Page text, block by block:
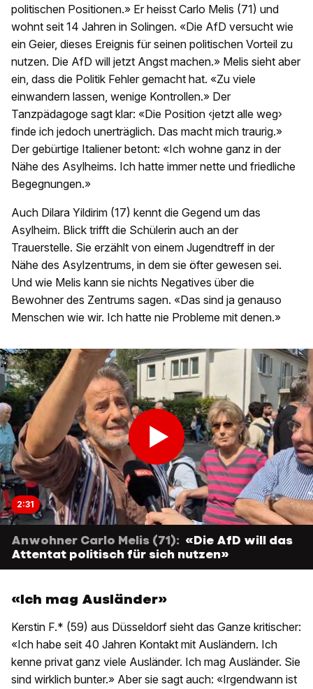
politischen Positionen.» Er heisst Carlo Melis (71) und
wohnt seit 14 Jahren in Solingen. «Die AfD versucht wie
ein Geier, dieses Ereignis für seinen politischen Vorteil zu
nutzen. Die AfD will jetzt Angst machen.» Melis sieht aber
ein, dass die Politik Fehler gemacht hat. «Zu viele
einwandern lassen, wenige Kontrollen.» Der
Tanzpädagoge sagt klar: «Die Position ‹jetzt alle weg›
finde ich jedoch unerträglich. Das macht mich traurig.»
Der gebürtige Italiener betont: «Ich wohne ganz in der
Nähe des Asylheims. Ich hatte immer nette und friedliche
Begegnungen.»
Auch Dilara Yildirim (17) kennt die Gegend um das
Asylheim. Blick trifft die Schülerin auch an der
Trauerstelle. Sie erzählt von einem Jugendtreff in der
Nähe des Asylzentrums, in dem sie öfter gewesen sei.
Und wie Melis kann sie nichts Negatives über die
Bewohner des Zentrums sagen. «Das sind ja genauso
Menschen wie wir. Ich hatte nie Probleme mit denen.»
2:31
Anwohner Carlo Melis (71): «Die AfD will das
Attentat politisch für sich nutzen»
«Ich mag Ausländer»
Kerstin F.* (59) aus Düsseldorf sieht das Ganze kritischer:
«Ich habe seit 40 Jahren Kontakt mit Ausländern. Ich
kenne privat ganz viele Ausländer. Ich mag Ausländer. Sie
sind wirklich bunter.» Aber sie sagt auch: «Irgendwann ist